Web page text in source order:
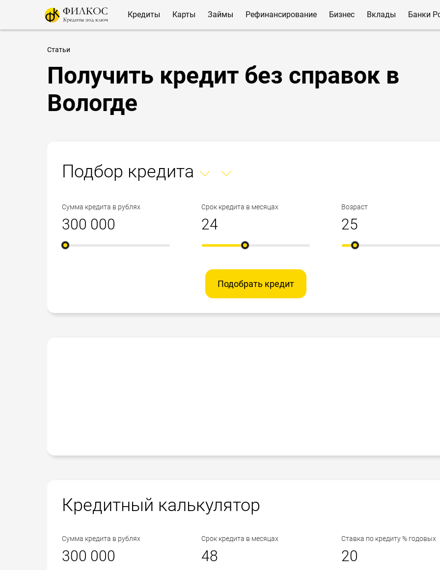
Кредиты Карты Займы Рефинансирование Бизнес Вклады Банки
Статьи
Получить кредит без справок в
Вологде
Подбор кредита
Сумма кредита в рублях Срок кредита в месяцах Возраст
Подобрать кредит
Кредитный калькулятор
Сумма кредита в рублях Срок кредита в месяцах Ставка по кредиту % годовых